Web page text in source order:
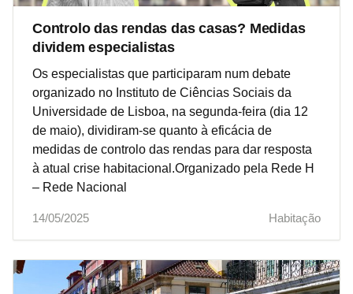
Controlo das rendas das casas? Medidas
dividem especialistas
Os especialistas que participaram num debate
organizado no Instituto de Ciências Sociais da
Universidade de Lisboa, na segunda-feira (dia 12
de maio), dividiram-se quanto à eficácia de
medidas de controlo das rendas para dar resposta
à atual crise habitacional.Organizado pela Rede H
– Rede Nacional
14/05/2025 Habitação